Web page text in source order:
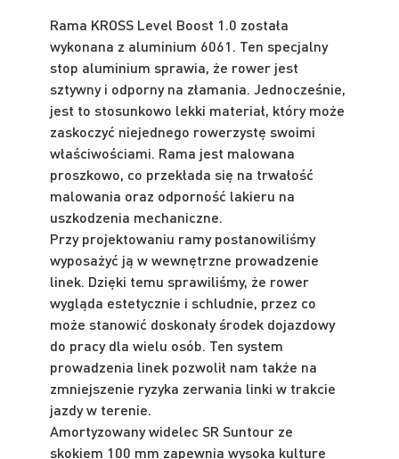
Rama KROSS Level Boost 1.0 została
wykonana z aluminium 6061. Ten specjalny
stop aluminium sprawia, że rower jest
sztywny i odporny na złamania. Jednocześnie,
jest to stosunkowo lekki materiał, który może
zaskoczyć niejednego rowerzystę swoimi
właściwościami. Rama jest malowana
proszkowo, co przekłada się na trwałość
malowania oraz odporność lakieru na
uszkodzenia mechaniczne.
Przy projektowaniu ramy postanowiliśmy
wyposażyć ją w wewnętrzne prowadzenie
linek. Dzięki temu sprawiliśmy, że rower
wygląda estetycznie i schludnie, przez co
może stanowić doskonały środek dojazdowy
do pracy dla wielu osób. Ten system
prowadzenia linek pozwolił nam także na
zmniejszenie ryzyka zerwania linki w trakcie
jazdy w terenie.
Amortyzowany widelec SR Suntour ze
skokiem 100 mm zapewnia wysoką kulturę